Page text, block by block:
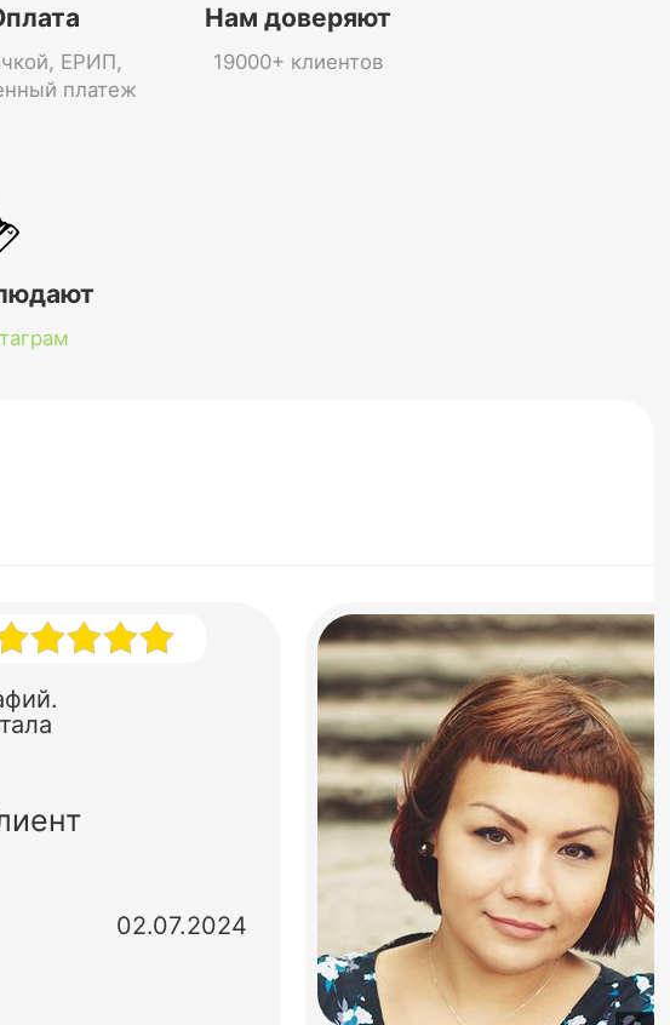
ЕРИП,
платеж
Нам доверяют
19000+ клиентов
02.07.2024